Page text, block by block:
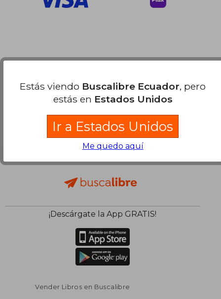
¡Descárgate la App GRATIS!
Vender Libros en Buscalibre
Estás viendo Buscalibre Ecuador, pero
estás en Estados Unidos
Ir a Estados Unidos
Me quedo aquí